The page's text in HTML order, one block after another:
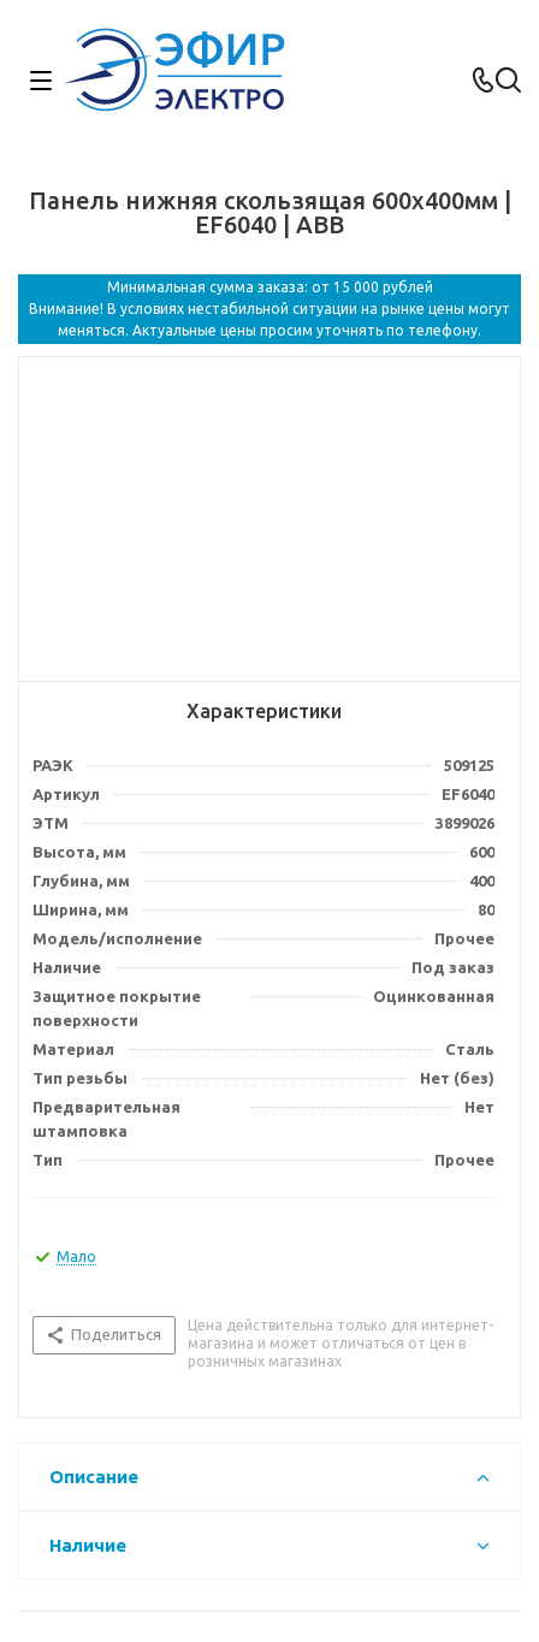
Панель нижняя скользящая 600x400мм |
EF6040 | ABB
Минимальная сумма заказа: от 15 000 рублей
Внимание! В условиях нестабильной ситуации на рынке цены могут
меняться. Актуальные цены просим уточнять по телефону.
Характеристики
РАЭК
509125
Артикул
EF6040
ЭТМ
3899026
Высота, мм
600
Глубина, мм
400
Ширина, мм
80
Модель/исполнение
Прочее
Наличие
Под заказ
Защитное покрытие
поверхности
Оцинкованная
Материал
Сталь
Тип резьбы
Нет (без)
Предварительная
штамповка
Нет
Тип Прочее
Мало
Поделиться
Цена действительна только для интернет-
магазина и может отличаться от цен в
розничных магазинах
Описание
Наличие